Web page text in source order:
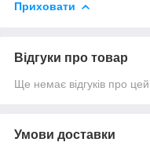
Приховати
Відгуки про товар
Ще немає відгуків про
Умови доставки